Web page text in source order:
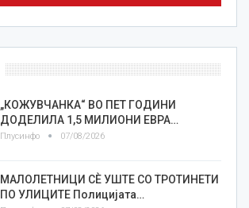
„КОЖУВЧАНКА“ ВО ПЕТ ГОДИНИ
ДОДЕЛИЛА 1,5 МИЛИОНИ ЕВРА…
Плусинфо 07/08/2026
МАЛОЛЕТНИЦИ СÈ УШТЕ СО ТРОТИНЕТИ
ПО УЛИЦИТЕ Полицијата…